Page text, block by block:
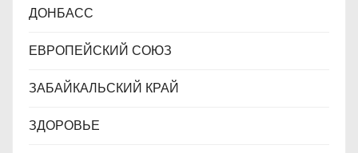
ДОНБАСС
ЕВРОПЕЙСКИЙ СОЮЗ
ЗАБАЙКАЛЬСКИЙ КРАЙ
ЗДОРОВЬЕ